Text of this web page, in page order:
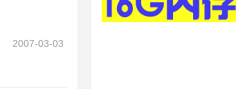
2007-03-03